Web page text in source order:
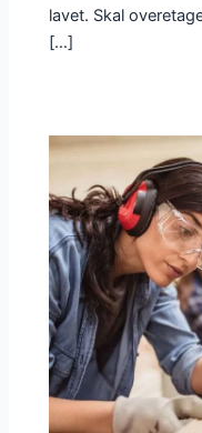
lavet. Skal
[…]